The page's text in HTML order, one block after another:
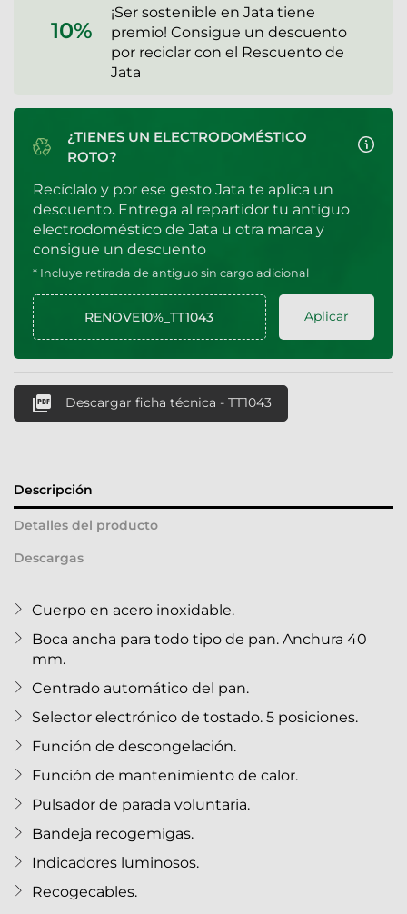
10%
¡Ser sostenible en Jata tiene
premio! Consigue un descuento
por reciclar con el Rescuento de
Jata
¿TIENES UN ELECTRODOMÉSTICO
ROTO?
Recíclalo y por ese gesto Jata te aplica un
descuento. Entrega al repartidor tu antiguo
electrodoméstico de Jata u otra marca y
consigue un descuento
* Incluye retirada de antiguo sin cargo adicional
Aplicar
 Descargar ficha técnica - TT1043
Descripción
Detalles del producto
Descargas
Cuerpo en acero inoxidable.
Boca ancha para todo tipo de pan. Anchura 40
mm.
Centrado automático del pan.
Selector electrónico de tostado. 5 posiciones.
Función de descongelación.
Función de mantenimiento de calor.
Pulsador de parada voluntaria.
Bandeja recogemigas.
Indicadores luminosos.
Recogecables.